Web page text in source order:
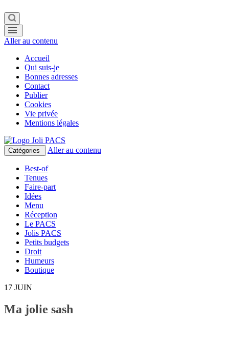
Aller au contenu
Accueil
Qui suis-je
Bonnes adresses
Contact
Publier
Cookies
Vie privée
Mentions légales
Catégories Aller au contenu
Best-of
Tenues
Faire-part
Idées
Menu
Réception
Le PACS
Jolis PACS
Petits budgets
Droit
Humeurs
Boutique
17 JUIN
Ma jolie sash